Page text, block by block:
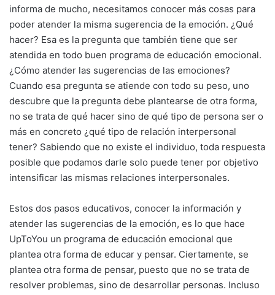
informa de mucho, necesitamos conocer más cosas para
poder atender la misma sugerencia de la emoción. ¿Qué
hacer? Esa es la pregunta que también tiene que ser
atendida en todo buen programa de educación emocional.
¿Cómo atender las sugerencias de las emociones?
Cuando esa pregunta se atiende con todo su peso, uno
descubre que la pregunta debe plantearse de otra forma,
no se trata de qué hacer sino de qué tipo de persona ser o
más en concreto ¿qué tipo de relación interpersonal
tener? Sabiendo que no existe el individuo, toda respuesta
posible que podamos darle solo puede tener por objetivo
intensificar las mismas relaciones interpersonales.
Estos dos pasos educativos, conocer la información y
atender las sugerencias de la emoción, es lo que hace
UpToYou un programa de educación emocional que
plantea otra forma de educar y pensar. Ciertamente, se
plantea otra forma de pensar, puesto que no se trata de
resolver problemas, sino de desarrollar personas. Incluso